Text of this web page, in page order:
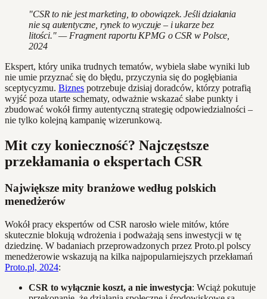
"CSR to nie jest marketing, to obowiązek. Jeśli działania
nie są autentyczne, rynek to wyczuje – i ukarze bez
litości." — Fragment raportu KPMG o CSR w Polsce,
2024
Ekspert, który unika trudnych tematów, wybiela słabe wyniki lub
nie umie przyznać się do błędu, przyczynia się do pogłębiania
sceptycyzmu. Biznes potrzebuje dzisiaj doradców, którzy potrafią
wyjść poza utarte schematy, odważnie wskazać słabe punkty i
zbudować wokół firmy autentyczną strategię odpowiedzialności –
nie tylko kolejną kampanię wizerunkową.
Mit czy konieczność? Najczęstsze
przekłamania o ekspertach CSR
Największe mity branżowe według polskich
menedżerów
Wokół pracy ekspertów od CSR narosło wiele mitów, które
skutecznie blokują wdrożenia i podważają sens inwestycji w tę
dziedzinę. W badaniach przeprowadzonych przez Proto.pl polscy
menedżerowie wskazują na kilka najpopularniejszych przekłamań
Proto.pl, 2024:
CSR to wyłącznie koszt, a nie inwestycja: Wciąż pokutuje